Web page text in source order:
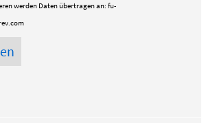
werden Daten übertragen an: fu-